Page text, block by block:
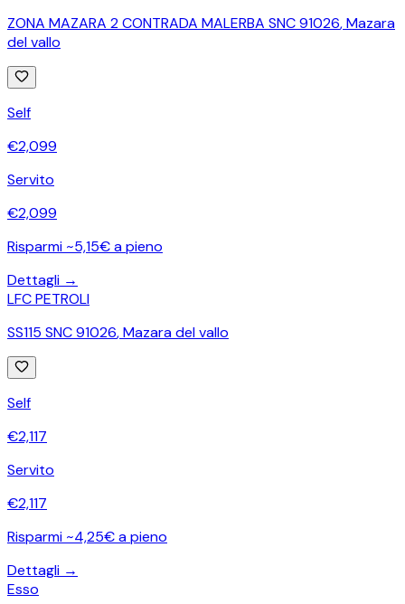
ZONA MAZARA 2 CONTRADA MALERBA SNC 91026,Mazara
del vallo
Self
€2,099
Servito
€2,099
Risparmi ~5,15€ a pieno
Dettagli →
LFC PETROLI
SS115 SNC 91026,Mazara del vallo
Self
€2,117
Servito
€2,117
Risparmi ~4,25€ a pieno
Dettagli →
Esso